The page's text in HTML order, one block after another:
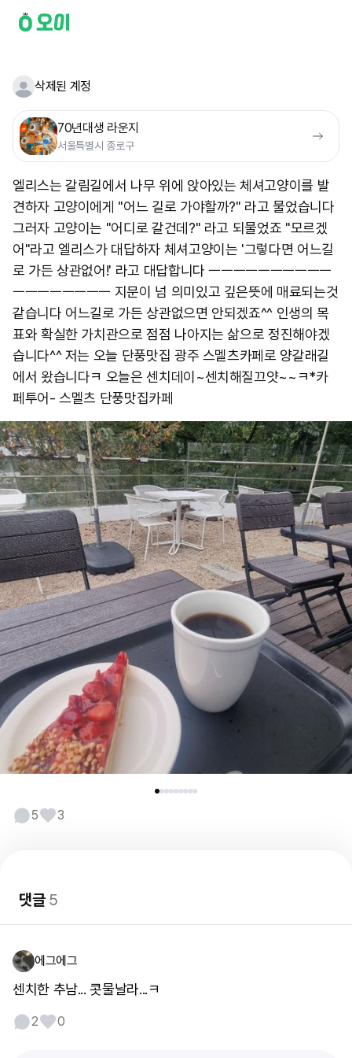
삭제된 계정
70년대생 라운지
서울특별시 종로구
엘리스는 갈림길에서 나무 위에 앉아있는 체셔고양이를 발
견하자 고양이에게 "어느 길로 가야할까?" 라고 물었습니다
그러자 고양이는 "어디로 갈건데?" 라고 되물었죠 "모르겠
어"라고 엘리스가 대답하자 체셔고양이는 '그렇다면 어느길
로 가든 상관없어!' 라고 대답합니다 ㅡㅡㅡㅡㅡㅡㅡㅡㅡㅡ
ㅡㅡㅡㅡㅡㅡㅡㅡ 지문이 넘 의미있고 깊은뜻에 매료되는것
같습니다 어느길로 가든 상관없으면 안되겠죠^^ 인생의 목
표와 확실한 가치관으로 점점 나아지는 삶으로 정진해야겠
습니다^^ 저는 오늘 단풍맛집 광주 스멜츠카페로 양갈래길
에서 왔습니다ㅋ 오늘은 센치데이~센치해질끄얏~~ㅋ ​*카
페투어- 스멜츠 단풍맛집카페
5 3
댓글5
에그에그
센치한 추남... 콧물날라...ㅋ
2 0